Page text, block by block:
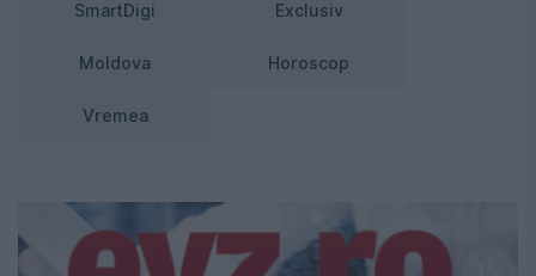
SmartDigi Exclusiv
Moldova Horoscop
Vremea